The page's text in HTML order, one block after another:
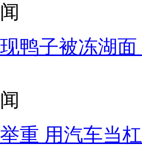
鸭子被冻湖
重 用汽车当